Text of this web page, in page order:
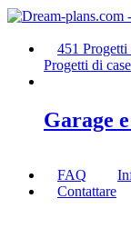
451 Progetti
Progetti di
Garage
FAQ
Contattare